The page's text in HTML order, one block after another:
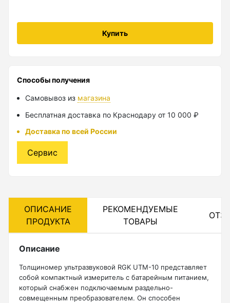
Купить
Способы получения
Самовывоз из магазина
Бесплатная доставка по Краснодару от 10 000 ₽
Доставка по всей России
Сервис
ОПИСАНИЕ
ПРОДУКТА
РЕКОМЕНДУЕМЫЕ
ТОВАРЫ
Описание
Толщиномер ультразвуковой RGK UTM-10 представляет
собой компактный измеритель с батарейным питанием,
который снабжен подключаемым раздельно-
совмещенным преобразователем. Он способен
Аксессуары к дорожным колесам
Лазерные уровни (с зеленым лучом)
Лазерные уровни (с красным лучом)
Показать еще
Мотобуры
Шнек